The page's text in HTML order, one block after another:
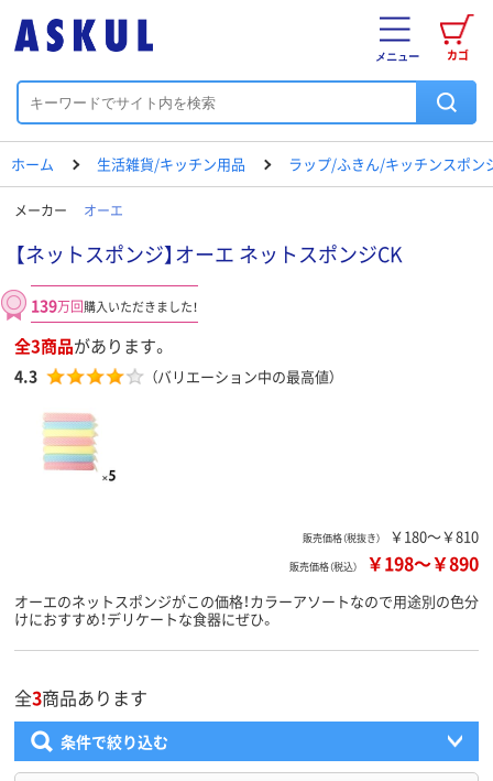
カゴ
メニュー
ホーム 生活雑貨/キッチン用品 ラップ/ふきん/キッチンスポン
メーカー オーエ
【ネットスポンジ】オーエ ネットスポンジCK
139万回購入いただきました！
全3商品があります。
4.3 （バリエーション中の最高値）
販売価格（税抜き） ￥180～￥810
販売価格（税込） ￥198～￥890
オーエのネットスポンジがこの価格！カラーアソートなので用途別の色分
けにおすすめ！デリケートな食器にぜひ。
全3商品あります
条件で絞り込む